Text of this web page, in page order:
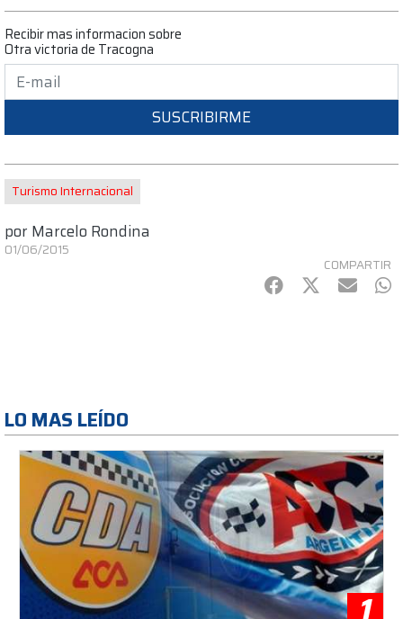
Recibir mas informacion sobre
Otra victoria de Tracogna
SUSCRIBIRME
Turismo Internacional
por Marcelo Rondina
01/06/2015
COMPARTIR
Facebook
Twitter
mail
LO MAS LEÍDO